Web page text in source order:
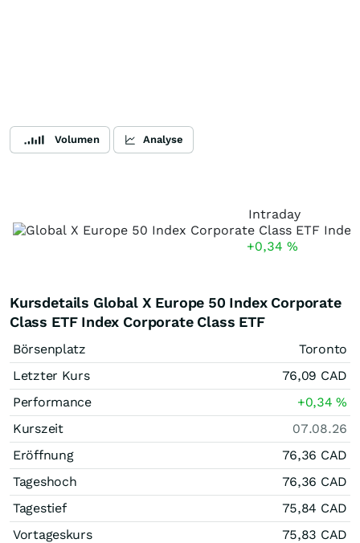
Volumen Analyse
Intraday
+0,34 %
Kursdetails Global X Europe 50 Index Corporate
Class ETF Index Corporate Class ETF
Börsenplatz
Toronto
Letzter Kurs
76,09 CAD
Performance
+0,34%
Kurszeit
07.08.26
Eröffnung
76,36 CAD
Tageshoch
76,36 CAD
Tagestief
75,84 CAD
Vortageskurs
75,83 CAD